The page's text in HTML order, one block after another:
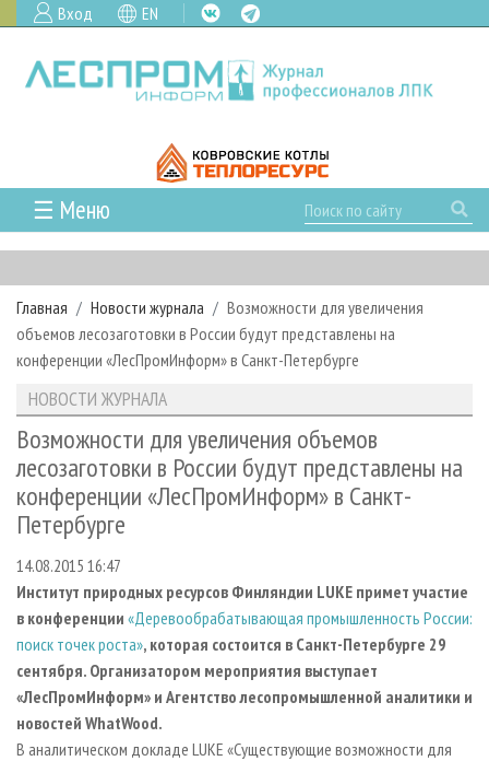
Вход EN
☰ Меню
ГЛАВНАЯ
РУБРИКИ И ТЕМЫ
РУБРИКИ ЖУРНАЛА
ЛЕСНОЕ ХОЗЯЙСТВО
ЛЕСОЗАГОТОВКА
ЛЕСОПИЛЕНИЕ
ДЕРЕВООБРАБОТКА
СУШКА ДРЕВЕСИНЫ
ПРОИЗВОДСТВО ДРЕВЕСНЫХ ПЛИТ
ДЕРЕВЯННОЕ ДОМОСТРОЕНИЕ
ПРОИЗВОДСТВО МЕБЕЛИ
БИОЭНЕРГЕТИКА
ЦБП
ИНСТРУМЕНТ И МАТЕРИАЛЫ
НОВОСТИ
КАЛЕНДАРЬ СОБЫТИЙ
НОВОСТИ ЛПК
НОВОСТИ ЖУРНАЛА
НОВОСТИ КОМПАНИЙ
ПРОЕКТЫ ЛПИ
АНАЛИТИКА
ПРЕДПРИЯТИЯ ЛПК
ЛЕСНЫЕ РЕГИОНЫ РОССИИ
ПЕРСОНЫ
МОБИЛЬНЫЕ ВЫСТАВКИ
ОФИЦИАЛЬНЫЕ ДЕЛЕГАЦИИ
ПРИОРИТЕТНЫЕ ИНВЕСТПРОЕКТЫ
RUSSIAN FORESTRY REVIEW
ГАЗЕТА ЛЕСПРОМФОРУМ
БИБЛИОТЕКА СПЕЦИАЛИСТА
АРХИВ
АРХИВ ЖУРНАЛОВ
СТАТЬИ
О ЖУРНАЛЕ
ПОДПИСКА
КОНТАКТЫ
РЕКЛАМОДАТЕЛЯМ
РЕКЛАМА
РЕКЛАМА НА САЙТЕ
Главная Новости журнала
Возможности для увеличения
объемов лесозаготовки в России будут представлены на
конференции «ЛесПромИнформ» в Санкт-Петербурге
НОВОСТИ ЖУРНАЛА
Возможности для увеличения объемов
лесозаготовки в России будут представлены на
конференции «ЛесПромИнформ» в Санкт-
Петербурге
14.08.2015 16:47
Институт природных ресурсов Финляндии LUKE примет участие
в конференции «Деревообрабатывающая промышленность России:
поиск точек роста», которая состоится в Санкт-Петербурге 29
сентября. Организатором мероприятия выступает
«ЛесПромИнформ» и Агентство лесопромышленной аналитики и
новостей WhatWood.
В аналитическом докладе LUKE «Существующие возможности для